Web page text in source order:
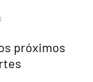
próximos